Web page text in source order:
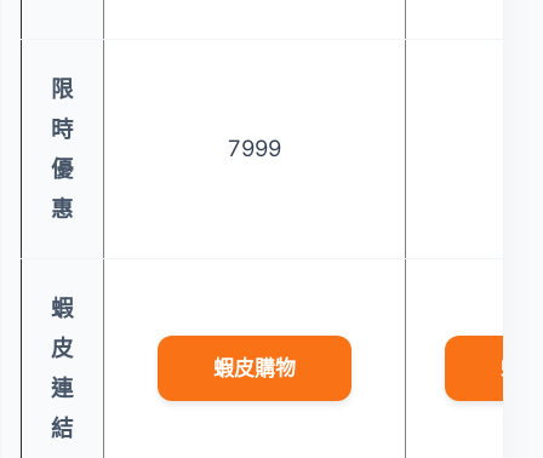
限
時
優
惠
7999
蝦
皮
連
結
蝦皮購物 蝦